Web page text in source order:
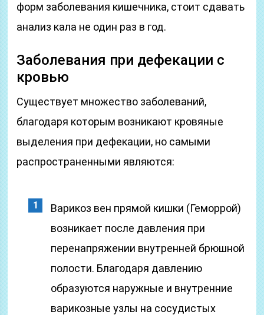
форм заболевания кишечника, стоит сдавать
анализ кала не один раз в год.
Заболевания при дефекации с
кровью
Существует множество заболеваний,
благодаря которым возникают кровяные
выделения при дефекации, но самыми
распространенными являются:
Варикоз вен прямой кишки (Геморрой)
возникает после давления при
перенапряжении внутренней брюшной
полости. Благодаря давлению
образуются наружные и внутренние
варикозные узлы на сосудистых